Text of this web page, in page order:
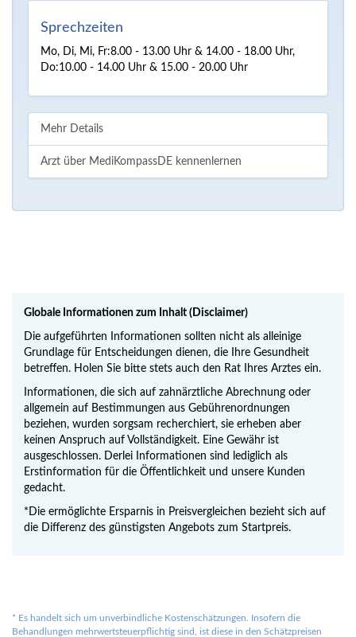
Sprechzeiten
Mo, Di, Mi, Fr:8.00 - 13.00 Uhr & 14.00 - 18.00 Uhr,
Do:10.00 - 14.00 Uhr & 15.00 - 20.00 Uhr
Mehr Details
Arzt über MediKompassDE kennenlernen
Globale Informationen zum Inhalt (Disclaimer)
Die aufgeführten Informationen sollten nicht als alleinige
Grundlage für Entscheidungen dienen, die Ihre Gesundheit
betreffen. Holen Sie bitte stets auch den Rat Ihres Arztes ein.
Informationen, die sich auf zahnärztliche Abrechnung oder
allgemein auf Bestimmungen aus Gebührenordnungen
beziehen, wurden sorgsam recherchiert, sie erheben aber
keinen Anspruch auf Vollständigkeit. Eine Gewähr ist
ausgeschlossen. Derlei Informationen sind lediglich als
Erstinformation für die Öffentlichkeit und unsere Kunden
gedacht.
*Die ermöglichte Ersparnis in Preisvergleichen bezieht sich auf
die Differenz des günstigsten Angebots zum Startpreis.
* Es handelt sich um unverbindliche Kostenschätzungen. Insofern die
Behandlungen mehrwertsteuerpflichtig sind, ist diese in den Schätzpreisen